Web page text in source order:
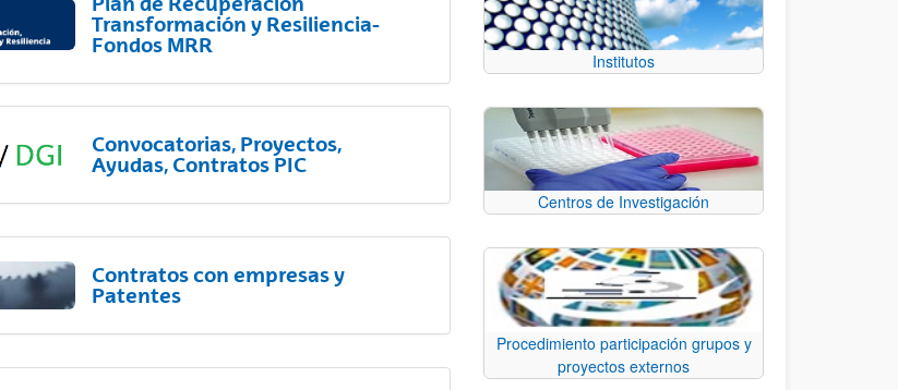
Transformación y Resiliencia-
Fondos MRR
Convocatorias, Proyectos,
Ayudas, Contratos PIC
Contratos con empresas y
Patentes
Institutos
Centros de Investigación
Procedimiento participación grupos y
proyectos externos